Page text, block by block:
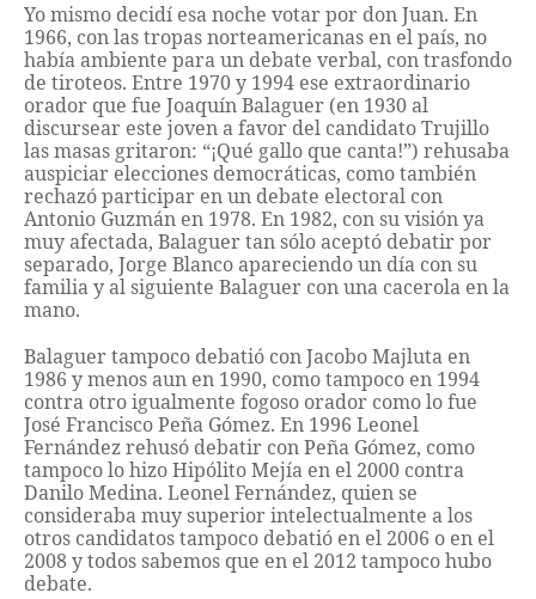
Yo mismo decidí esa noche votar por don Juan. En
1966, con las tropas norteamericanas en el país, no
había ambiente para un debate verbal, con trasfondo
de tiroteos. Entre 1970 y 1994 ese extraordinario
orador que fue Joaquín Balaguer (en 1930 al
discursear este joven a favor del candidato Trujillo
las masas gritaron: “¡Qué gallo que canta!”) rehusaba
auspiciar elecciones democráticas, como también
rechazó participar en un debate electoral con
Antonio Guzmán en 1978. En 1982, con su visión ya
muy afectada, Balaguer tan sólo aceptó debatir por
separado, Jorge Blanco apareciendo un día con su
familia y al siguiente Balaguer con una cacerola en la
mano.
Balaguer tampoco debatió con Jacobo Majluta en
1986 y menos aun en 1990, como tampoco en 1994
contra otro igualmente fogoso orador como lo fue
José Francisco Peña Gómez. En 1996 Leonel
Fernández rehusó debatir con Peña Gómez, como
tampoco lo hizo Hipólito Mejía en el 2000 contra
Danilo Medina. Leonel Fernández, quien se
consideraba muy superior intelectualmente a los
otros candidatos tampoco debatió en el 2006 o en el
2008 y todos sabemos que en el 2012 tampoco hubo
debate.